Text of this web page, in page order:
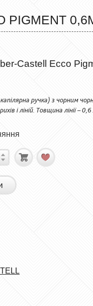
PIGMENT
Castell Ecco
ручка) з чорним
і ліній. Товщина лінії –